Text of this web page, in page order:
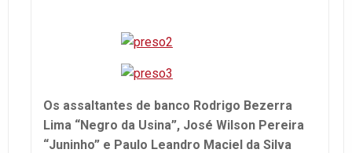
Os assaltantes de banco Rodrigo Bezerra
Lima “Negro da Usina”, José Wilson Pereira
“Juninho” e Paulo Leandro Maciel da Silva